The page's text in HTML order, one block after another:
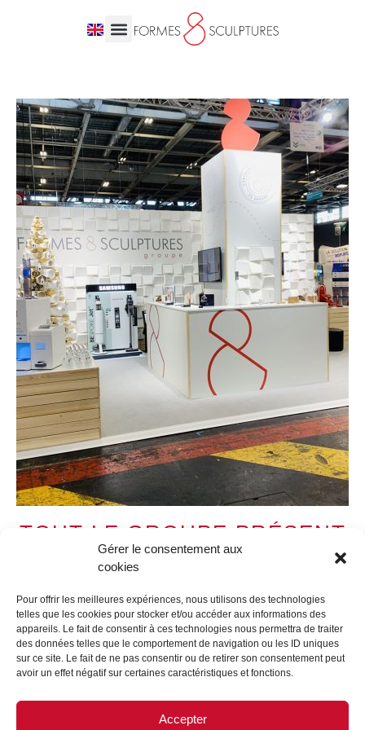
Gérer le consentement aux
cookies
Pour offrir les meilleures expériences, nous utilisons des technologies
telles que les cookies pour stocker et/ou accéder aux informations des
appareils. Le fait de consentir à ces technologies nous permettra de traiter
des données telles que le comportement de navigation ou les ID uniques
sur ce site. Le fait de ne pas consentir ou de retirer son consentement peut
avoir un effet négatif sur certaines caractéristiques et fonctions.
Accepter
TOUT LE GROUPE PRÉSENT
AU SHOP! SALON
Shop! Salon
Cette année, nous souhaitons, plus que jamais,
proposer des solutions innovantes, parce que nous
impact sur l’environnement.